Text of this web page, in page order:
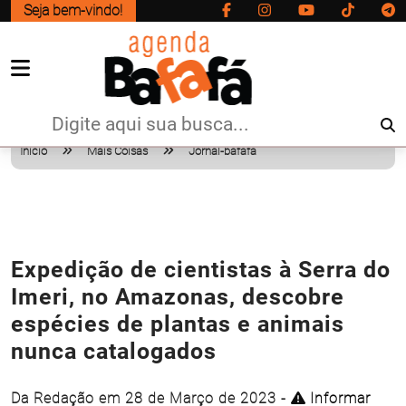
Seja bem-vindo!
Início Mais Coisas Jornal-bafafa
Expedição de cientistas à Serra do
Imeri, no Amazonas, descobre
espécies de plantas e animais
nunca catalogados
Da Redação em 28 de Março de 2023 - Informar